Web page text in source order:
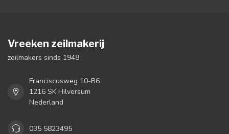
Vreeken zeilmakerij
zeilmakers sinds 1948
Franciscusweg 10-B6
1216 SK Hilversum
Nederland
035 5823495